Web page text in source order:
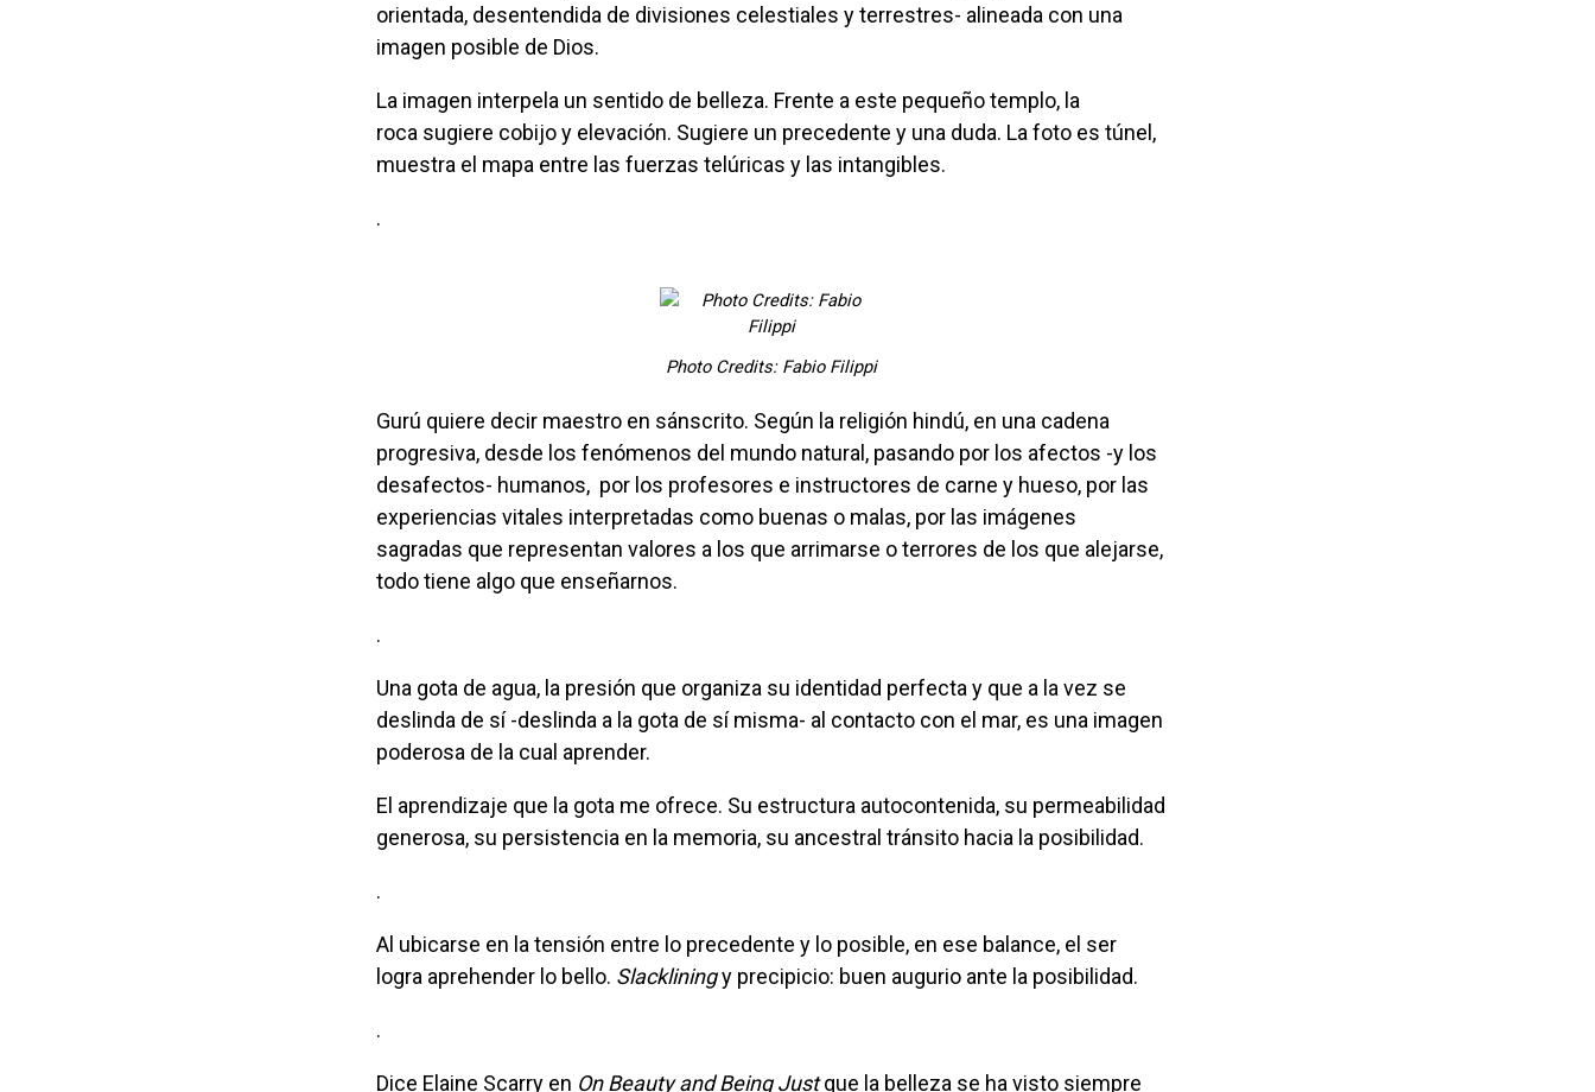
orientada, desentendida de divisiones celestiales y terrestres- alineada con una
imagen posible de Dios.
La imagen interpela un sentido de belleza. Frente a este pequeño templo, la
roca sugiere cobijo y elevación. Sugiere un precedente y una duda. La foto es túnel,
muestra el mapa entre las fuerzas telúricas y las intangibles.
.
Photo Credits: Fabio Filippi
Gurú quiere decir maestro en sánscrito. Según la religión hindú, en una cadena
progresiva, desde los fenómenos del mundo natural, pasando por los afectos -y los
desafectos- humanos, por los profesores e instructores de carne y hueso, por las
experiencias vitales interpretadas como buenas o malas, por las imágenes
sagradas que representan valores a los que arrimarse o terrores de los que alejarse,
todo tiene algo que enseñarnos.
.
Una gota de agua, la presión que organiza su identidad perfecta y que a la vez se
deslinda de sí -deslinda a la gota de sí misma- al contacto con el mar, es una imagen
poderosa de la cual aprender.
El aprendizaje que la gota me ofrece. Su estructura autocontenida, su permeabilidad
generosa, su persistencia en la memoria, su ancestral tránsito hacia la posibilidad.
.
Al ubicarse en la tensión entre lo precedente y lo posible, en ese balance, el ser
logra aprehender lo bello. Slackliningy precipicio: buen augurio ante la posibilidad.
.
Dice Elaine Scarry en On Beauty and Being Justque la belleza se ha visto siempre